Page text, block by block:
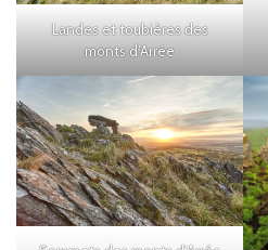
Landes et toubières des
monts d’Arrée